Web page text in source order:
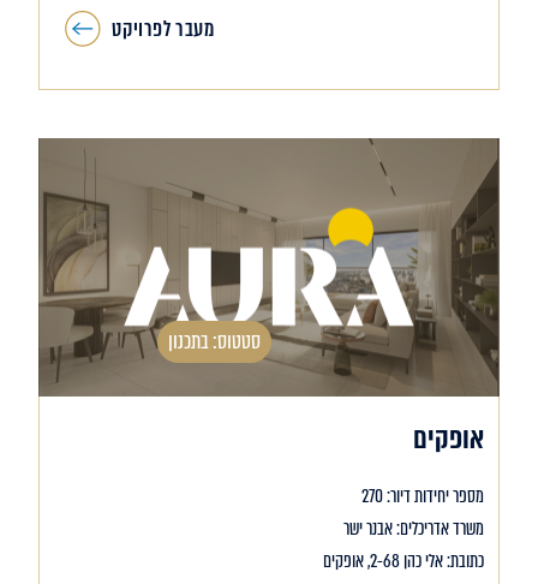
מעבר לפרויקט
סטטוס: בתכנון
אופקים
מספר יחידות דיור: 270
משרד אדריכלים: אבנר ישר
כתובת: אלי כהן 2-68, אופקים